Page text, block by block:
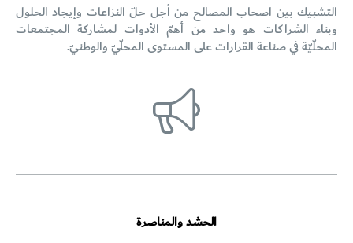
التشبيك بين اصحاب المصالح من أجل حلّ النزاعات وإيجاد الحلول
وبناء الشراكات هو واحد من أهمّ الأدوات لمشاركة المجتمعات
المحلّيّة في صناعة القرارات على المستوى المحلّيّ والوطنيّ.
الحشد والمناصرة